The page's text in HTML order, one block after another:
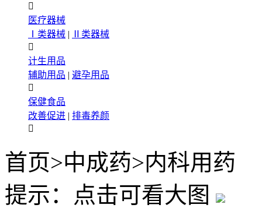

医疗器械
Ⅰ类器械 |
Ⅱ类器械

计生用品
辅助用品 | 避孕用品

保健食品
改善促进 | 排毒养颜

首页>中成药>内科用药
提示：点击可看大图